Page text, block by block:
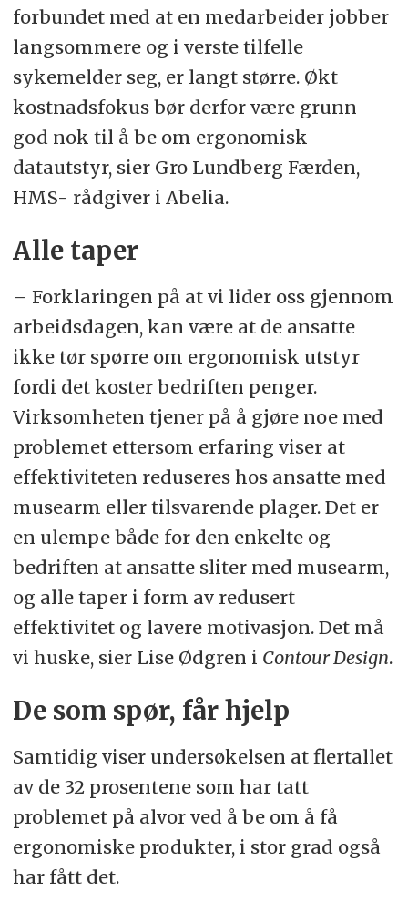
forbundet med at en medarbeider jobber
langsommere og i verste tilfelle
sykemelder seg, er langt større. Økt
kostnadsfokus bør derfor være grunn
god nok til å be om ergonomisk
datautstyr, sier Gro Lundberg Færden,
HMS- rådgiver i Abelia.
Alle taper
– Forklaringen på at vi lider oss gjennom
arbeidsdagen, kan være at de ansatte
ikke tør spørre om ergonomisk utstyr
fordi det koster bedriften penger.
Virksomheten tjener på å gjøre noe med
problemet ettersom erfaring viser at
effektiviteten reduseres hos ansatte med
musearm eller tilsvarende plager. Det er
en ulempe både for den enkelte og
bedriften at ansatte sliter med musearm,
og alle taper i form av redusert
effektivitet og lavere motivasjon. Det må
vi huske, sier Lise Ødgren i Contour Design.
De som spør, får hjelp
Samtidig viser undersøkelsen at flertallet
av de 32 prosentene som har tatt
problemet på alvor ved å be om å få
ergonomiske produkter, i stor grad også
har fått det.